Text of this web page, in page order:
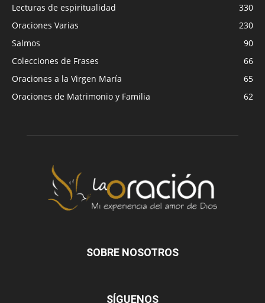
Lecturas de espiritualidad
330
Oraciones Varias
230
Salmos
90
Colecciones de Frases
66
Oraciones a la Virgen María
65
Oraciones de Matrimonio y Familia
62
SOBRE NOSOTROS
SÍGUENOS